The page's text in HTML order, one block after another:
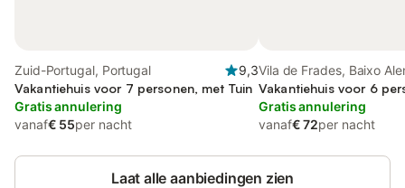
Zuid-Portugal, Portugal
9,3
Vakantiehuis voor 7 personen, met Tuin
Gratis annulering
vanaf€ 55per nacht
Vila de Frades, Baixo
Vakantiehuis voor 6
Gratis annulering
vanaf€ 72per nacht
Laat alle aanbiedingen zien